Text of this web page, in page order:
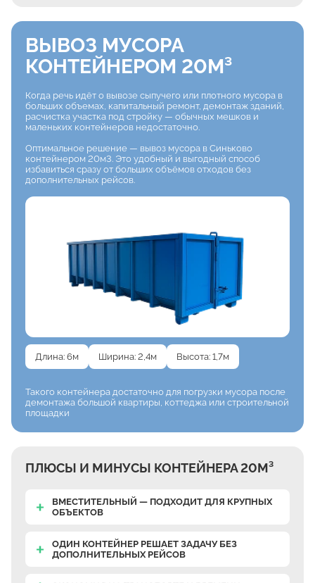
ВЫВОЗ МУСОРА
КОНТЕЙНЕРОМ 20М³
Когда речь идёт о вывозе сыпучего или плотного мусора в
больших объемах, капитальный ремонт, демонтаж зданий,
расчистка участка под стройку — обычных мешков и
маленьких контейнеров недостаточно.
Оптимальное решение — вывоз мусора в Синьково
контейнером 20м3. Это удобный и выгодный способ
избавиться сразу от больших объёмов отходов без
дополнительных рейсов.
Длина: 6м Ширина: 2,4м Высота: 1,7м
Такого контейнера достаточно для погрузки мусора после
демонтажа большой квартиры, коттеджа или строительной
площадки
ПЛЮСЫ И МИНУСЫ КОНТЕЙНЕРА 20М³
ВМЕСТИТЕЛЬНЫЙ — ПОДХОДИТ ДЛЯ КРУПНЫХ
ОБЪЕКТОВ
ОДИН КОНТЕЙНЕР РЕШАЕТ ЗАДАЧУ БЕЗ
ДОПОЛНИТЕЛЬНЫХ РЕЙСОВ